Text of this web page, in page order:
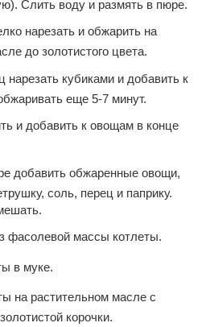
Слить воду и размять в пюре.
нарезать и обжарить на
до золотистого цвета.
нарезать кубиками и добавить к
еще 5-7 минут.
и добавить к овощам в конце
добавить обжаренные овощи,
соль, перец и паприку.
фасолевой массы котлеты.
в муке.
на растительном масле с
корочки.